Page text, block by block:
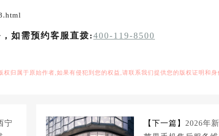
如需预约客服直拨:400-119-8500
归属于原始作者,如果有侵犯到您的权益,请联系我们提供您的版权证明和身
宁
【下一篇】 2026年